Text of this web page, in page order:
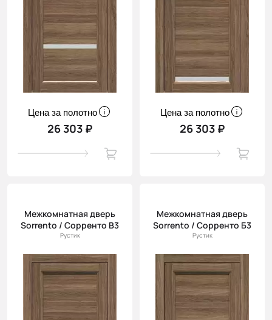
Цена за полотно
26 303 ₽
Цена за полотно
26 303 ₽
Межкомнатная дверь
Sorrento / Сорренто В3
Рустик
Межкомнатная дверь
Sorrento / Сорренто Б3
Рустик